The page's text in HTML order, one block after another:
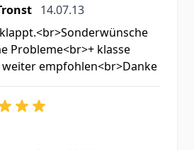
14. Juli 2013
14.07.13
Probleme<br>+ klasse
empfohlen<br>Danke